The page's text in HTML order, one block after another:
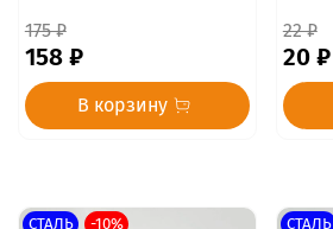
175 ₽
158 ₽
В корзину
22 ₽
20 ₽
СТАЛЬ -10% СТАЛЬ